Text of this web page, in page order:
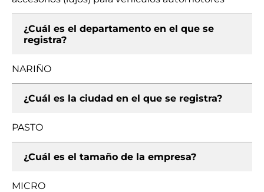
¿Cuál es el departamento en el que se
registra?
NARIÑO
¿Cuál es la ciudad en el que se registra?
PASTO
¿Cuál es el tamaño de la empresa?
MICRO